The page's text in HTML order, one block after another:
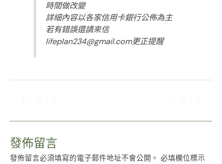
時間做改變
詳細內容以各家信用卡銀行公佈為主
若有錯誤還請來信
lifeplan234@gmail.com更正提醒
發佈留言
發佈留言必須填寫的電子郵件地址不會公開。 必填欄位標示